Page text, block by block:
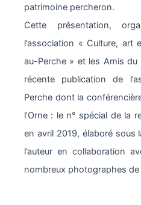
patrimoine percheron.
Cette présentation,
l’association « Culture,
au-Perche » et les Amis du
récente publication de
Perche dont la
l’Orne : le n° spécial de la
en avril 2019, élaboré sous
l’auteur en collaboration
nombreux photographes de